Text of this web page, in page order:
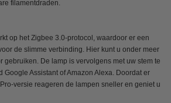
filamentdraden.
op het Zigbee 3.0-protocol, waardoor er een
de slimme verbinding. Hier kunt u onder meer
gebruiken. De lamp is vervolgens met uw stem te
Google Assistant of Amazon Alexa. Doordat er
versie reageren de lampen sneller en geniet u